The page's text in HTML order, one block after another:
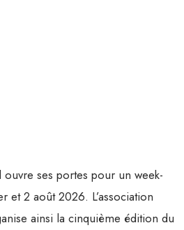
ouvre ses portes pour un week-
et 2 août 2026. L’association
ainsi la cinquième édition du